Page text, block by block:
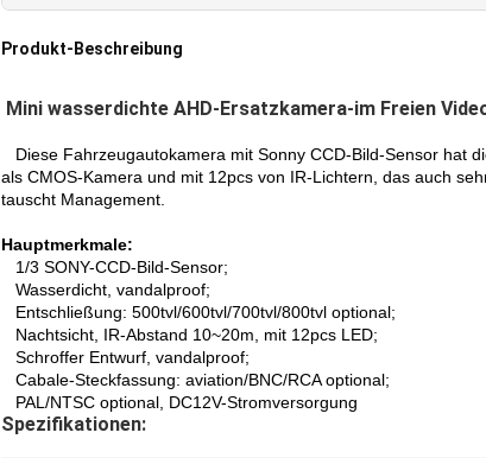
Produkt-Beschreibung
Mini wasserdichte AHD-Ersatzkamera-im Freien
Diese Fahrzeugautokamera mit Sonny CCD-Bild-Sensor hat
als CMOS-Kamera und mit 12pcs von IR-Lichtern, das auch
tauscht Management.
Hauptmerkmale:
1/3 SONY-CCD-Bild-Sensor;
Wasserdicht, vandalproof;
Entschließung: 500tvl/600tvl/700tvl/800tvl optional;
Nachtsicht, IR-Abstand 10~20m, mit 12pcs LED;
Schroffer Entwurf, vandalproof;
Cabale-Steckfassung: aviation/BNC/RCA optional;
PAL/NTSC optional, DC12V-Stromversorgung
Spezifikationen: